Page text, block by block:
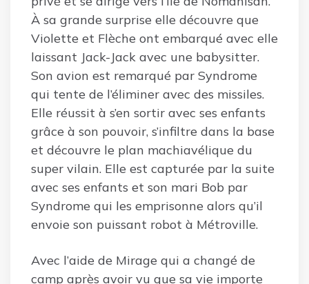
À sa grande surprise elle découvre que
Violette et Flèche ont embarqué avec elle
laissant Jack-Jack avec une babysitter.
Son avion est remarqué par Syndrome
qui tente de l’éliminer avec des missiles.
Elle réussit à s’en sortir avec ses enfants
grâce à son pouvoir, s’infiltre dans la base
et découvre le plan machiavélique du
super vilain. Elle est capturée par la suite
avec ses enfants et son mari Bob par
Syndrome qui les emprisonne alors qu’il
envoie son puissant robot à Métroville.
Avec l’aide de Mirage qui a changé de
camp après avoir vu que sa vie importe